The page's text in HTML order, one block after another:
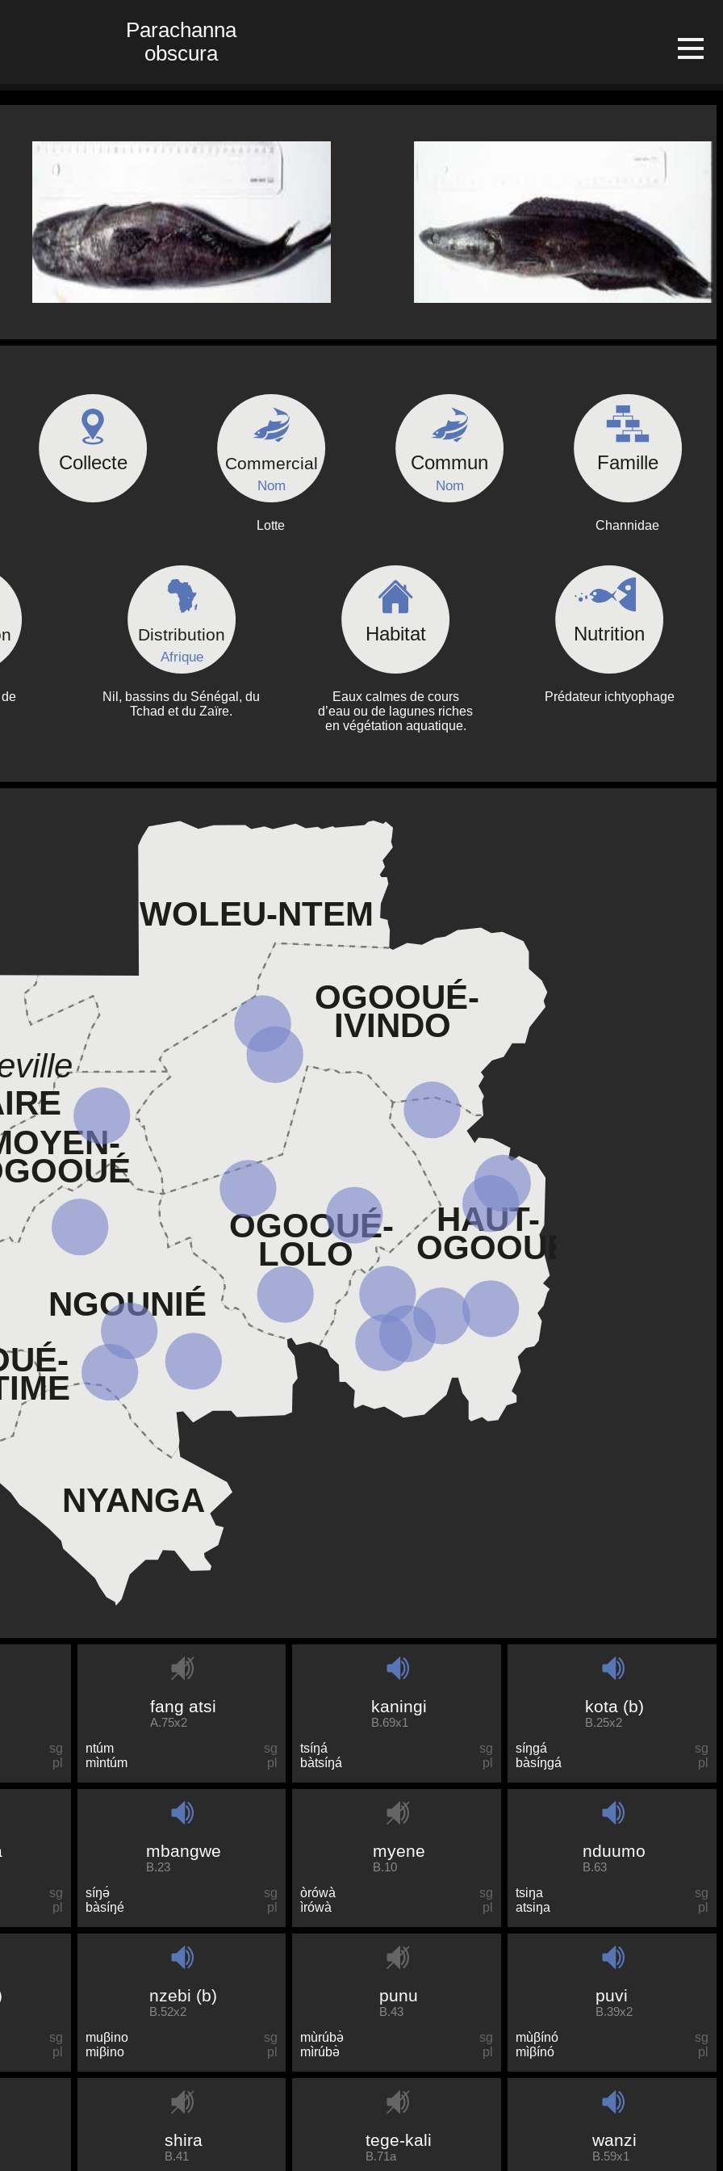
Parachanna
obscura
Collecte Commercial
Nom
Lotte
Commun
Nom
Famille
Channidae
Distribution
Afrique
Nil, bassins du Sénégal, du
Tchad et du Zaïre.
Habitat
Eaux calmes de cours
d’eau ou de lagunes riches
en végétation aquatique.
Nutrition
Prédateur ichtyophage
NYANGA
NGOUNIÉ
OGOOUÉ-
LOLO
HAUT-
OGOOUÉ
OGOOUÉ-
IVINDO
WOLEU-NTEM
sg
pl
fang atsi
A.75x2
ntúm
sg
mìntúm
pl
kaningi
B.69x1
tsíŋá
sg
bàtsíŋá
pl
kota (b)
B.25x2
síŋɡá
sg
bàsíŋɡá
pl
sg
pl
mbangwe
B.23
síŋə́
sg
bàsíŋé
pl
myene
B.10
òrówà
sg
ìrówà
pl
nduumo
B.63
tsiŋa
sg
atsiŋa
pl
sg
pl
nzebi (b)
B.52x2
muβino
sg
miβino
pl
punu
B.43
mùrúbə̀
sg
mìrúbə̀
pl
puvi
B.39x2
mùβínó
sg
mìβínó
pl
shira
B.41
tege-kali
B.71a
wanzi
B.59x1